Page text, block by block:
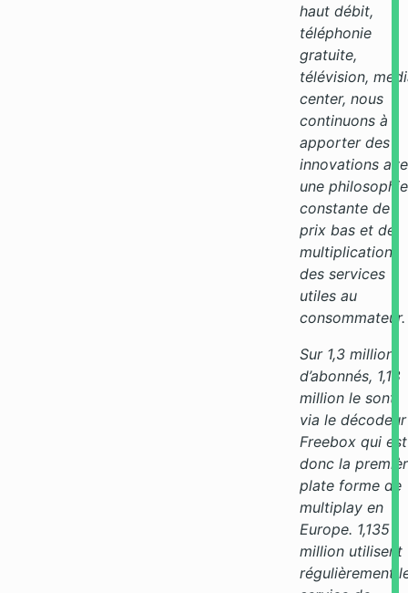
haut débit,
téléphonie
gratuite,
télévision,
center, nous
continuons à
apporter des
innovations
une philosophie
constante de
prix bas et de
multiplication
des services
utiles au
consommateur.
Sur 1,3 million
d’abonnés, 1,18
million le sont
via le décodeur
Freebox qui est
donc la
plate forme de
multiplay en
Europe. 1,135
million utilisent
régulièrement